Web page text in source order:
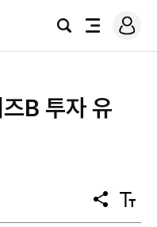
검
전
로
그
B 투자 유
공
유
텍
스